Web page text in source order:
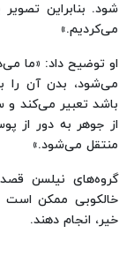
شود. بنابراین
می‌کردیم.»
او توضیح داد: «ما
می‌شود، بدن آن را
باشد تعبیر می‌کند
از جوهر به دور از
منتقل می‌شود.»
گروه‌های نیلسن قصد
خالکوبی ممکن است
خیر، انجام دهند.